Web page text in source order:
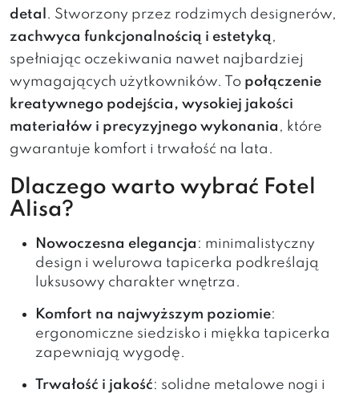
detal . Stworzony przez rodzimych designerów,
zachwyca funkcjonalnością i estetyką ,
spełniając oczekiwania nawet najbardziej
wymagających użytkowników. To połączenie
kreatywnego podejścia, wysokiej jakości
materiałów i precyzyjnego wykonania , które
gwarantuje komfort i trwałość na lata.
Dlaczego warto wybrać Fotel
Alisa?
Nowoczesna elegancja : minimalistyczny
design i welurowa tapicerka podkreślają
luksusowy charakter wnętrza.
Komfort na najwyższym poziomie:
ergonomiczne siedzisko i miękka tapicerka
zapewniają wygodę.
Trwałość i jakość: solidne metalowe nogi i